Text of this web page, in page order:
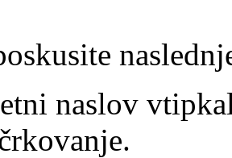
naslov